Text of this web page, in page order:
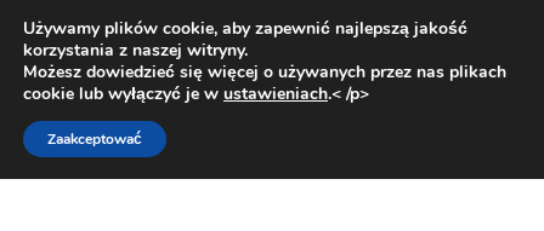
DOSTAWA od 31 zł
Pn.-pt. 9:00-16:00800 003 167
Przejdź
do
nawigacji
Przejdź
do
treści
Używamy plików cookie, aby zapewnić najlepszą jakość
korzystania z naszej witryny.
Możesz dowiedzieć się więcej o używanych przez nas plikach
cookie lub wyłączyć je w ustawieniach.< /p>
Zaakceptować